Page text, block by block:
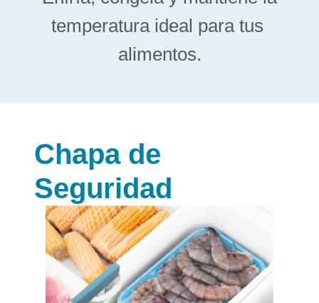
temperatura ideal para tus
alimentos.
Chapa de
Seguridad